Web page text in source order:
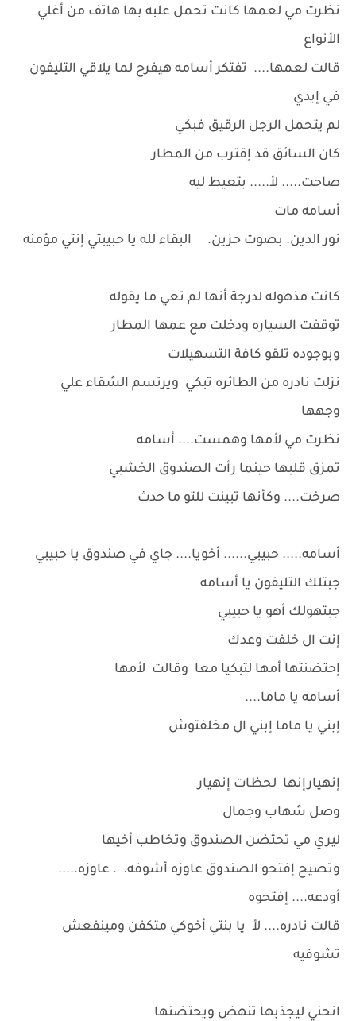
نظرت مي لعمها كانت تحمل علبه بها هاتف من أغلي
الأنواع
قالت لعمها.... تفتكر أسامه هيفرح لما يلاقي التليفون
في إيدي
لم يتحمل الرجل الرقيق فبكي
كان السائق قد إقترب من المطار
صاحت..... لأ..... بتعيط ليه
أسامه مات
نور الدين. بصوت حزين. البقاء لله يا حبيبتي إنتي مؤمنه
كانت مذهوله لدرجة أنها لم تعي ما يقوله
توقفت السياره ودخلت مع عمها المطار
وبوجوده تلقو كافة التسهيلات
نزلت نادره من الطائره تبكي ويرتسم الشقاء علي
وجهها
نظرت مي لأمها وهمست.... أسامه
تمزق قلبها حينما رأت الصندوق الخشبي
صرخت.... وكأنها تبينت للتو ما حدث
أسامه..... حبيبي...... أخويا.... جاي في صندوق يا حبيبي
جبتلك التليفون يا أسامه
جبتهولك أهو يا حبيبي
إنت ال خلفت وعدك
إحتضنتها أمها لتبكيا معا وقالت لأمها
أسامه يا ماما....
إبني يا ماما إبني ال مخلفتوش
إنهيارإنها لحظات إنهيار
وصل شهاب وجمال
ليري مي تحتضن الصندوق وتخاطب أخيها
وتصيح إفتحو الصندوق عاوزه أشوفه. . عاوزه.....
أودعه.... إفتحوه
قالت نادره.... لأ يا بنتي أخوكي متكفن ومينفعش
تشوفيه
انحني ليجذبها تنهض ويحتضنها